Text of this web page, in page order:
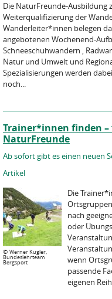
Die NaturFreunde-Ausbildung
Weiterqualifizierung der
Wanderleiter*innen belegen
angebotenen Wochenend-
Schneeschuhwandern ,
Natur und Umwelt und
Spezialisierungen werden
noch...
Trainer*innen finden
NaturFreunde
Ab sofort gibt es einen neuen
Artikel
© Werner Kugler,
Bundeslehrteam
Bergsport
Die
nach
oder
wenn
passende
eigenen